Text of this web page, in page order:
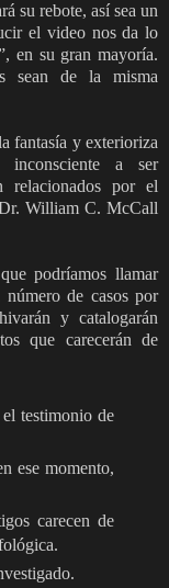
su rebote, así sea un
el video nos da lo
en su gran mayoría.
sean de la misma
fantasía y exterioriza
inconsciente a ser
relacionados por el
William C. McCall
podríamos llamar
de casos por
y catalogarán
que carecerán de
testimonio de
ese momento,
carecen de